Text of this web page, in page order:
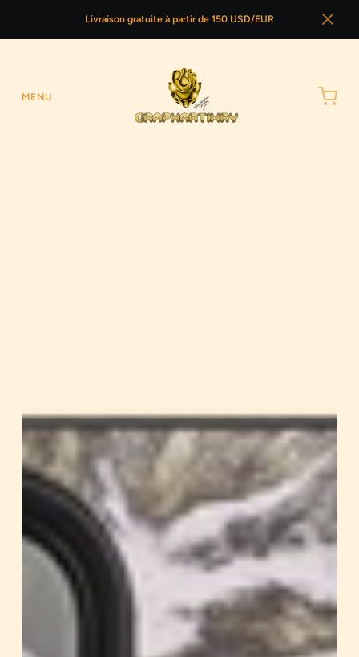
Livraison gratuite à partir de 150 USD/EUR
MENU